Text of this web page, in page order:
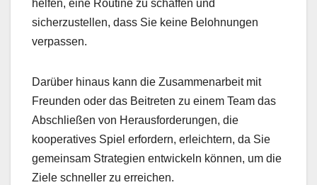
helfen, eine Routine zu schaffen und
sicherzustellen, dass Sie keine Belohnungen
verpassen.
Darüber hinaus kann die Zusammenarbeit mit
Freunden oder das Beitreten zu einem Team das
Abschließen von Herausforderungen, die
kooperatives Spiel erfordern, erleichtern, da Sie
gemeinsam Strategien entwickeln können, um die
Ziele schneller zu erreichen.